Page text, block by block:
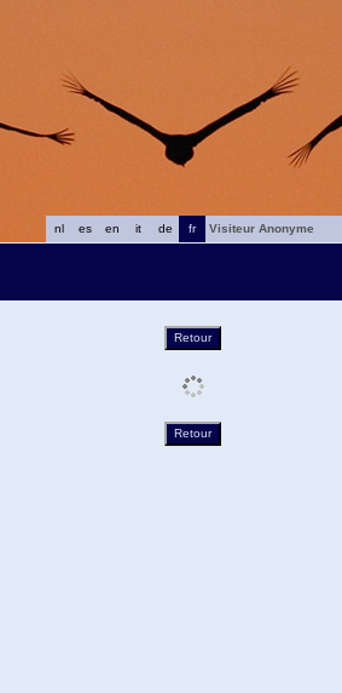
fr
de
it
en
es
nl
Visiteur Anonyme